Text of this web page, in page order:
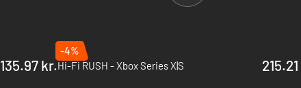
135.97 kr.
-4%
Hi-Fi RUSH - Xbox Series X|S